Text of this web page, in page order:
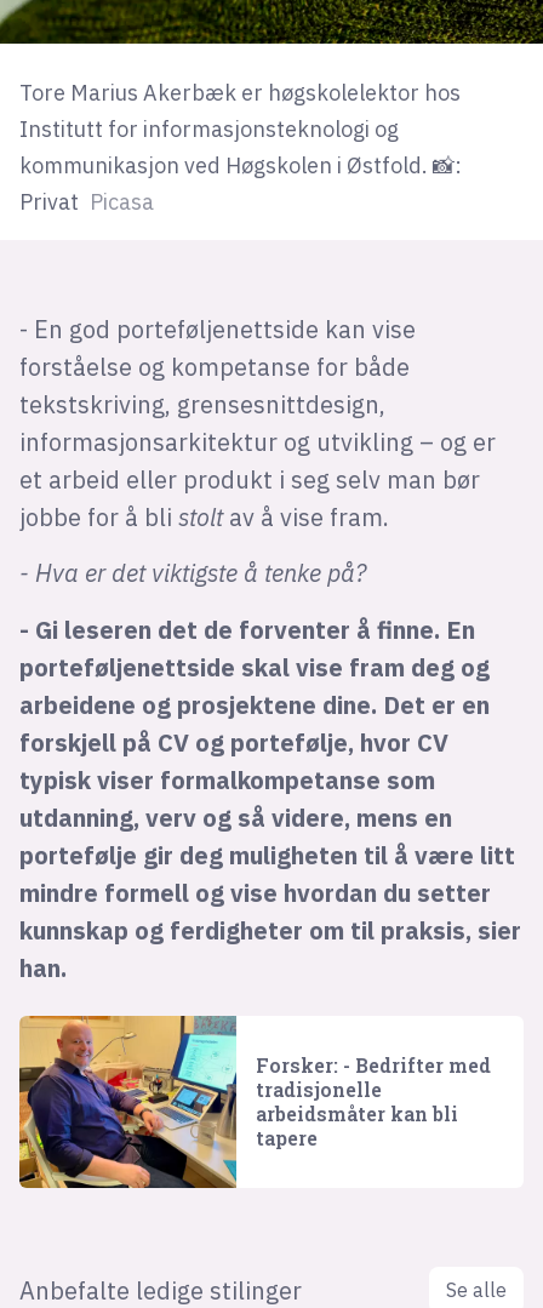
Tore Marius Akerbæk er høgskolelektor hos
Institutt for informasjonsteknologi og
kommunikasjon ved Høgskolen i Østfold. 📸:
Privat Picasa
- En god porteføljenettside kan vise
forståelse og kompetanse for både
tekstskriving, grensesnittdesign,
informasjonsarkitektur og utvikling – og er
et arbeid eller produkt i seg selv man bør
jobbe for å bli stolt av å vise fram.
- Hva er det viktigste å tenke på?
- Gi leseren det de forventer å finne. En
porteføljenettside skal vise fram deg og
arbeidene og prosjektene dine. Det er en
forskjell på CV og portefølje, hvor CV
typisk viser formalkompetanse som
utdanning, verv og så videre, mens en
portefølje gir deg muligheten til å være litt
mindre formell og vise hvordan du setter
kunnskap og ferdigheter om til praksis, sier
han.
Forsker: - Bedrifter med
tradisjonelle
arbeidsmåter kan bli
tapere
Anbefalte ledige stilinger Se alle